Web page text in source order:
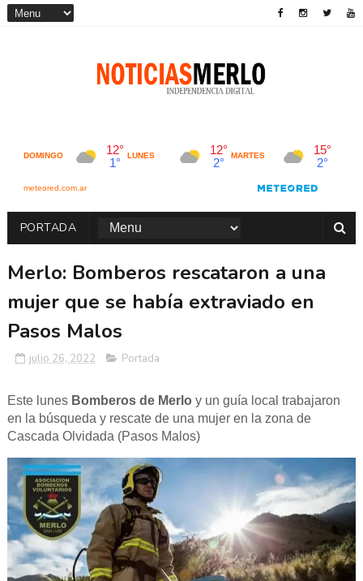
PORTADA
Merlo: Bomberos rescataron a una
mujer que se había extraviado en
Pasos Malos
julio 26, 2022 Portada
Este lunes Bomberos de Merlo y un guía local trabajaron
en la búsqueda y rescate de una mujer en la zona de
Cascada Olvidada (Pasos Malos)